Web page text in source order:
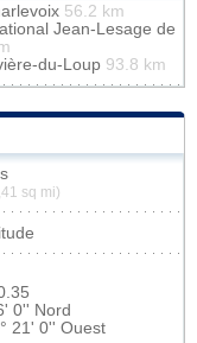
56.2 km
Jean-Lesage de
du-Loup 93.8 km
sq mi)
0'' Nord
21' 0'' Ouest